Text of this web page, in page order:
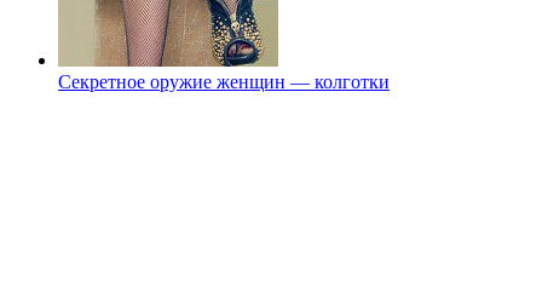
Секретное оружие женщин — колготки